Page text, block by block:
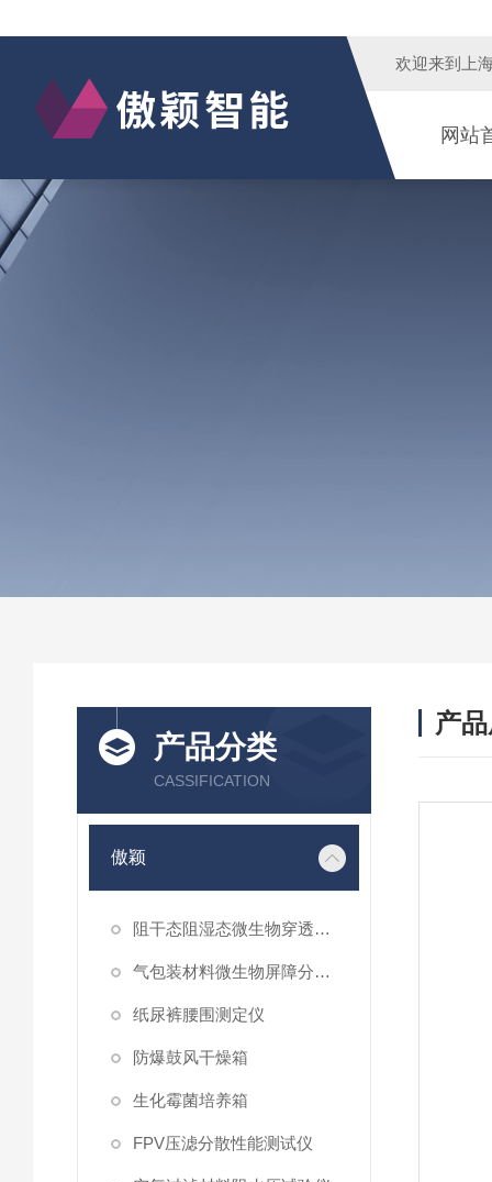
欢迎来到 上
网站
产品分类
CASSIFICATION
傲颖
阻干态阻湿态微生物穿透性能测试仪
气包装材料微生物屏障分等试验仪
纸尿裤腰围测定仪
防爆鼓风干燥箱
生化霉菌培养箱
FPV压滤分散性能测试仪
产